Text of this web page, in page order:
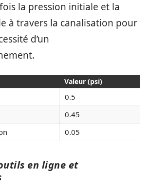
la pression initiale et la
à travers la canalisation pour
d’un
Valeur (psi)
0.5
0.45
0.05
en ligne et